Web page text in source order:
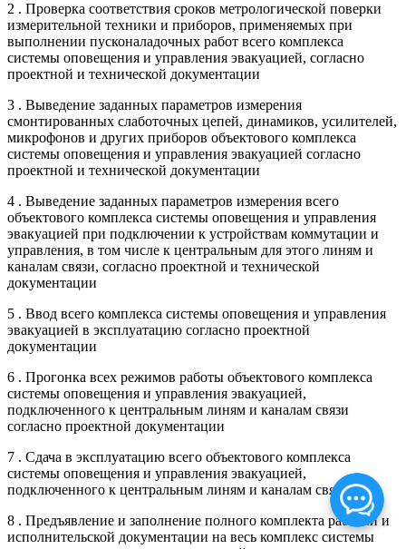
2 . Проверка соответствия сроков метрологической поверки
измерительной техники и приборов, применяемых при
выполнении пусконаладочных работ всего комплекса
системы оповещения и управления эвакуацией, согласно
проектной и технической документации
3 . Выведение заданных параметров измерения
смонтированных слаботочных цепей, динамиков, усилителей,
микрофонов и других приборов объектового комплекса
системы оповещения и управления эвакуацией согласно
проектной и технической документации
4 . Выведение заданных параметров измерения всего
объектового комплекса системы оповещения и управления
эвакуацией при подключении к устройствам коммутации и
управления, в том числе к центральным для этого линям и
каналам связи, согласно проектной и технической
документации
5 . Ввод всего комплекса системы оповещения и управления
эвакуацией в эксплуатацию согласно проектной
документации
6 . Прогонка всех режимов работы объектового комплекса
системы оповещения и управления эвакуацией,
подключенного к центральным линям и каналам связи
согласно проектной документации
7 . Сдача в эксплуатацию всего объектового комплекса
системы оповещения и управления эвакуацией,
подключенного к центральным линям и каналам связи
8 . Предъявление и заполнение полного комплекта рабочей и
исполнительской документации на весь комплекс системы